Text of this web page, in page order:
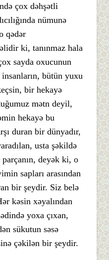
çox dəhşətli
nümunə
qədər
ki, tanınmaz hala
sayda oxucunun
bütün yuxu
bir hekayə
mətn deyil,
hekayə bu
duran bir dünyadır,
usta şəkildə
deyək ki, o
sapları arasından
bir şeydir. Siz belə
kəsin xəyalından
yoxa çıxan,
sükutun səsə
çəkilən bir şeydir.